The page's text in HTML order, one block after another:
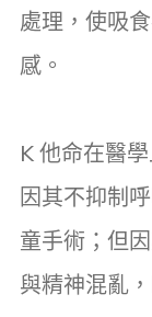
處理，使吸
感。
K 他命在醫
因其不抑制
童手術；但
與精神混亂